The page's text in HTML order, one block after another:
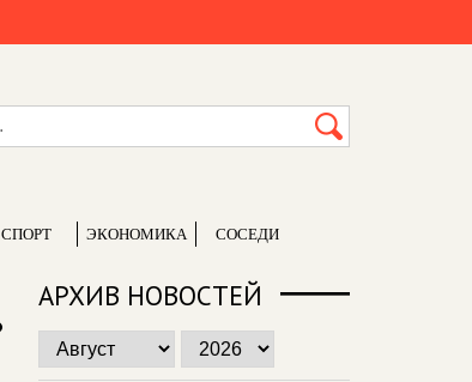
СПОРТ ЭКОНОМИКА СОСЕДИ
АРХИВ НОВОСТЕЙ